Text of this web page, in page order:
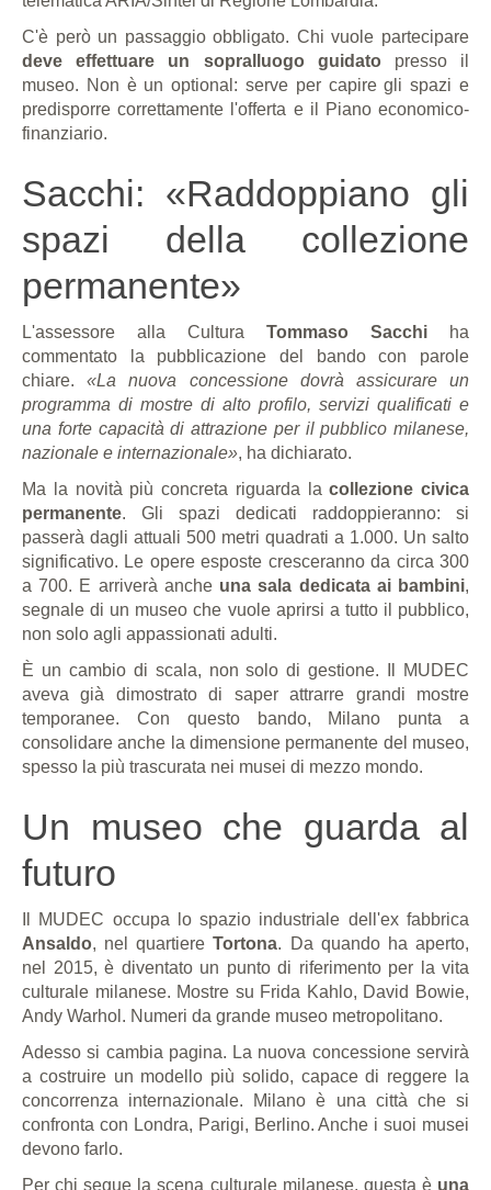
C'è però un passaggio obbligato. Chi vuole partecipare
deve effettuare un sopralluogo guidatopresso il
museo. Non è un optional: serve per capire gli spazi e
predisporre correttamente l'offerta e il Piano economico-
finanziario.
Sacchi: «Raddoppiano gli
spazi della collezione
permanente»
L'assessore alla Cultura Tommaso Sacchi ha
commentato la pubblicazione del bando con parole
chiare.«La nuova concessione dovrà assicurare un
programma di mostre di alto profilo, servizi qualificati e
una forte capacità di attrazione per il pubblico milanese,
nazionale e internazionale», ha dichiarato.
Ma la novità più concreta riguarda lacollezione civica
permanente. Gli spazi dedicati raddoppieranno: si
passerà dagli attuali 500 metri quadrati a 1.000. Un salto
significativo. Le opere esposte cresceranno da circa 300
a 700. E arriverà anche una sala dedicata ai bambini,
segnale di un museo che vuole aprirsi a tutto il pubblico,
non solo agli appassionati adulti.
È un cambio di scala, non solo di gestione. Il MUDEC
aveva già dimostrato di saper attrarre grandi mostre
temporanee. Con questo bando, Milano punta a
consolidare anche la dimensione permanente del museo,
spesso la più trascurata nei musei di mezzo mondo.
Un museo che guarda al
futuro
Il MUDEC occupa lo spazio industriale dell'ex fabbrica
Ansaldo, nel quartiereTortona. Da quando ha aperto,
nel 2015, è diventato un punto di riferimento per la vita
culturale milanese. Mostre su Frida Kahlo, David Bowie,
Andy Warhol. Numeri da grande museo metropolitano.
Adesso si cambia pagina. La nuova concessione servirà
a costruire un modello più solido, capace di reggere la
concorrenza internazionale. Milano è una città che si
confronta con Londra, Parigi, Berlino. Anche i suoi musei
devono farlo.
Per chi segue la scena culturale milanese, questa è una